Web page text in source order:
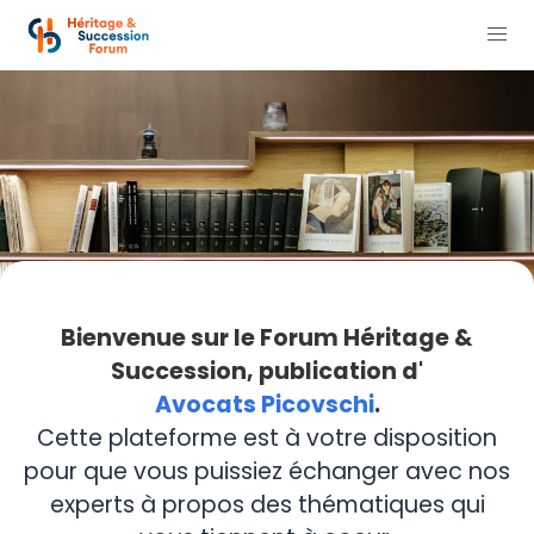
Bienvenue sur le Forum Héritage &
Succession, publication d'
Avocats Picovschi.
Cette plateforme est à votre disposition
pour que vous puissiez échanger avec nos
experts à propos des thématiques qui